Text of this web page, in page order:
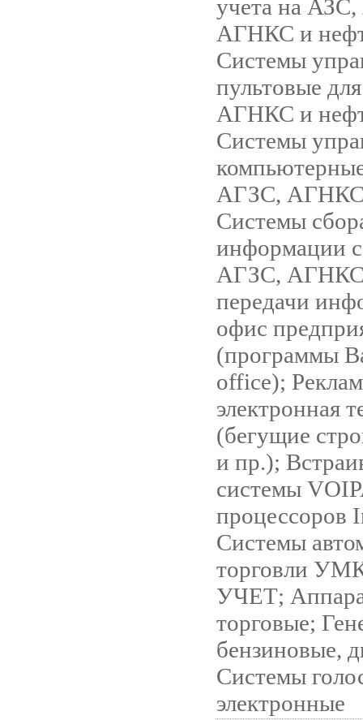
учета на
АГНКС и
Системы
пультовые
АГНКС и
Системы
АГЗС, АГНКС
Системы
информации
АГЗС, АГНКС,
передачи
офис
(программы
office);
электронная
(бегущие
и пр.);
системы
процессоров
Системы
торговли
УЧЕТ;
торговые;
бензиновые,
Системы
электронные